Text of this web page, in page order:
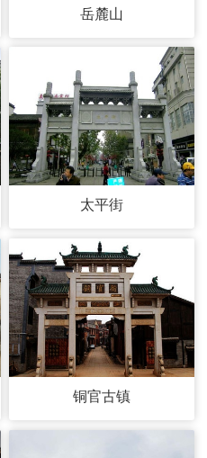
岳麓山
太平街
铜官古镇